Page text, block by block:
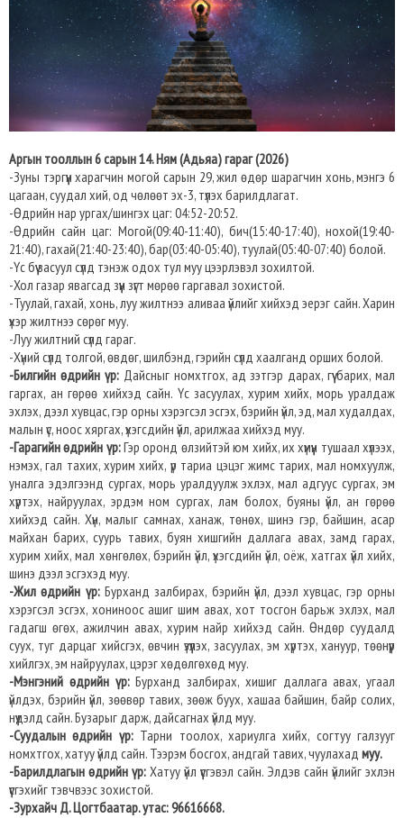
Аргын тооллын 6 сарын 14. Ням (Адьяа) гараг (2026)
-Зуны тэргүүн харагчин могой сарын 29, жил өдөр шарагчин хонь, мэнгэ 6
цагаан, суудал хий, од чөлөөт эх-3, түлэх барилдлагат.
-Өдрийн нар ургах/шингэх цаг: 04:52-20:52.
-Өдрийн сайн цаг: Могой(09:40-11:40), бич(15:40-17:40), нохой(19:40-
21:40), гахай(21:40-23:40), бар(03:40-05:40), туулай(05:40-07:40) болой.
-Үс бүү засуул сүлд тэнэж одох тул муу цээрлэвэл зохилтой.
-Хол газар явагсад зүүн зүгт мөрөө гаргавал зохистой.
-Туулай, гахай, хонь, луу жилтнээ аливаа үйлийг хийхэд эерэг сайн. Харин
үхэр жилтнээ сөрөг муу.
-Луу жилтний сүлд гараг.
-Хүний сүлд толгой, өвдөг, шилбэнд, гэрийн сүлд хаалганд орших болой.
-Билгийн өдрийн үр:Дайсныг номхтгох, ад зэтгэр дарах, гүү барих, мал
гаргах, ан гөрөө хийхэд сайн. Үс засуулах, хурим хийх, морь уралдаж
эхлэх, дээл хувцас, гэр орны хэрэгсэл эсгэх, бэрийн үйл, эд, мал худалдах,
малын үс, ноос хяргах, үхэгсдийн үйл, арилжаа хийхэд муу.
-Гарагийн өдрийн үр:Гэр оронд өлзийтэй юм хийх, их хүмүүн тушаал хүлээх,
нэмэх, гал тахих, хурим хийх, үр тариа цэцэг жимс тарих, мал номхуулж,
уналга эдэлгээнд сургах, морь уралдуулж эхлэх, мал адгуус сургах, эм
хүртэх, найруулах, эрдэм ном сургах, лам болох, буяны үйл, ан гөрөө
хийхэд сайн. Хүн, малыг самнах, ханаж, төнөх, шинэ гэр, байшин, асар
майхан барих, суурь тавих, буян хишгийн даллага авах, замд гарах,
хурим хийх, мал хөнгөлөх, бэрийн үйл, үхэгсдийн үйл, оёж, хатгах үйл хийх,
шинэ дээл эсгэхэд муу.
-Жил өдрийн үр:Бурханд залбирах, бэрийн үйл, дээл хувцас, гэр орны
хэрэгсэл эсгэх, хониноос ашиг шим авах, хот тосгон барьж эхлэх, мал
гадагш өгөх, ажилчин авах, хурим найр хийхэд сайн. Өндөр суудалд
суух, туг дарцаг хийсгэх, өвчин үзүүлэх, засуулах, эм хүртэх, хануур, төөнүүр
хийлгэх, эм найруулах, цэрэг хөдөлгөхөд муу.
-Мэнгэний өдрийн үр:Бурханд залбирах, хишиг даллага авах, угаал
үйлдэх, бэрийн үйл, зөөвөр тавих, зөөж буух, хашаа байшин, байр солих,
нүүдэлд сайн. Бузарыг дарж, дайсагнах үйлд муу.
-Суудалын өдрийн үр:Тарни тоолох, хариулга хийх, согтуу галзууг
номхтгох, хатуу үйлд сайн. Тээрэм босгох, андгай тавих, чуулахад муу.
-Барилдлагын өдрийн үр: Хатуу үйл үүсгэвэл сайн. Элдэв сайн үйлийг эхлэн
үүсгэхийг тэвчвээс зохистой.
-Зурхайч Д. Цогтбаатар. утас: 96616668.